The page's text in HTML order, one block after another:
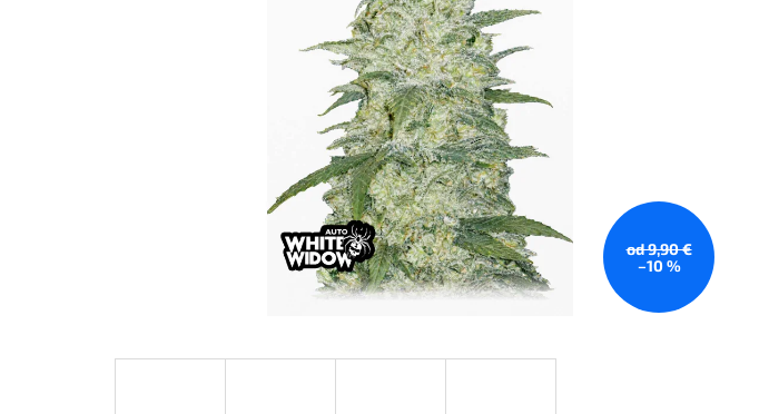
od 9,90 €
–10 %